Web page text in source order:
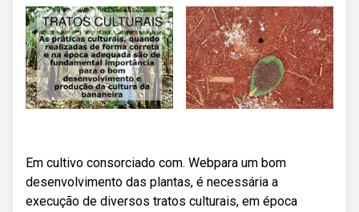
Em cultivo consorciado com. Webpara um bom
desenvolvimento das plantas, é necessária a
execução de diversos tratos culturais, em época